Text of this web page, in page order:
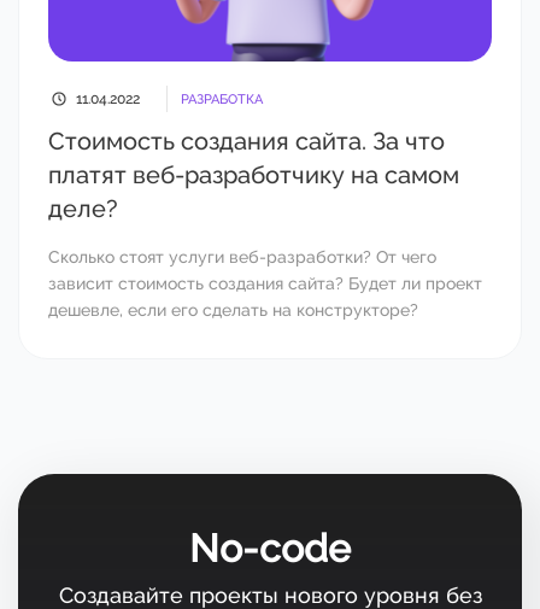
11.04.2022 РАЗРАБОТКА
Стоимость создания сайта. За что
платят веб-разработчику на самом
деле?
Сколько стоят услуги веб-разработки? От чего
зависит стоимость создания сайта? Будет ли проект
дешевле, если его сделать на конструкторе?
No-code
Создавайте проекты нового уровня без